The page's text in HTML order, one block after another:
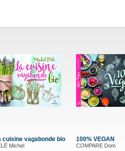
cuisine vagabonde bio
Michel
100% VEGAN
COMPARE Dom